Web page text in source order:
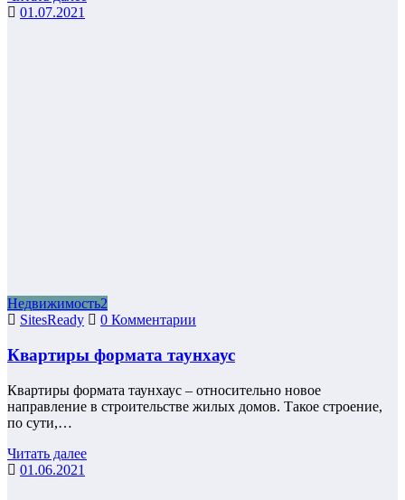
01.07.2021
Недвижимость2
SitesReady
0 Комментарии
Квартиры формата таунхаус
Квартиры формата таунхаус – относительно новое
направление в строительстве жилых домов. Такое строение,
по сути,…
Читать далее
01.06.2021